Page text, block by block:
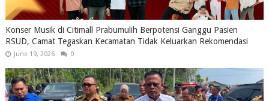
Konser Musik di Citimall Prabumulih Berpotensi Ganggu Pasien
RSUD, Camat Tegaskan Kecamatan Tidak Keluarkan Rekomendasi
June 19, 2026 0